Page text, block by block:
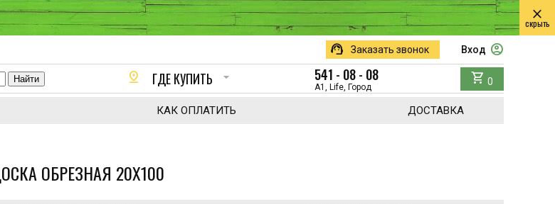
close
скрыть
support_agent Заказать звонок Вход account_circle
pin_drop
ГДЕ КУПИТЬ arrow_drop_down 541 - 08 - 08
A1, Life, Город
shopping_cart 0
КАК ОПЛАТИТЬ ДОСТАВКА
ОБРЕЗНАЯ 20Х100